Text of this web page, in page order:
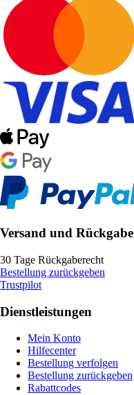
Versand und Rückgabe
30 Tage Rückgaberecht
Bestellung zurückgeben
Trustpilot
Dienstleistungen
Mein Konto
Hilfecenter
Bestellung verfolgen
Bestellung zurückgeben
Rabattcodes